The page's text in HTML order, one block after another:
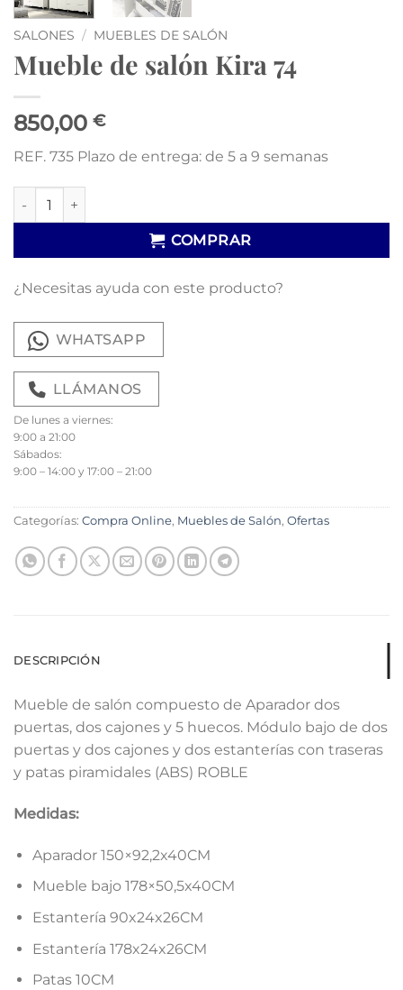
SALONES / MUEBLES DE SALÓN
Mueble de salón Kira 74
850,00 €
REF. 735 Plazo de entrega: de 5 a 9 semanas
Mueble de salón Kira 74 cantidad
COMPRAR
¿Necesitas ayuda con este producto?
WHATSAPP
LLÁMANOS
De lunes a viernes:
9:00 a 21:00
Sábados:
9:00 – 14:00 y 17:00 – 21:00
Categorías: Compra Online, Muebles de Salón, Ofertas
DESCRIPCIÓN
Mueble de salón compuesto de Aparador dos
puertas, dos cajones y 5 huecos. Módulo bajo de dos
puertas y dos cajones y dos estanterías con traseras
y patas piramidales (ABS) ROBLE
Medidas:
Aparador 150×92,2x40CM
Mueble bajo 178×50,5x40CM
Estantería 90x24x26CM
Estantería 178x24x26CM
Patas 10CM